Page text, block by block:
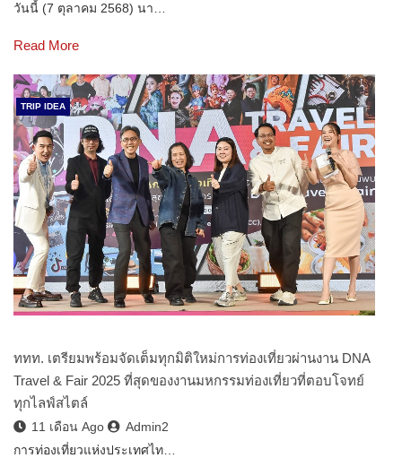
วันนี้ (7 ตุลาคม 2568) นา…
Read More
TRIP IDEA
ททท. เตรียมพร้อมจัดเต็มทุกมิติใหม่การท่องเที่ยวผ่านงาน DNA
Travel & Fair 2025 ที่สุดของงานมหกรรมท่องเที่ยวที่ตอบโจทย์
ทุกไลฟ์สไตล์
11 เดือน Ago
Admin2
การท่องเที่ยวแห่งประเทศไท…